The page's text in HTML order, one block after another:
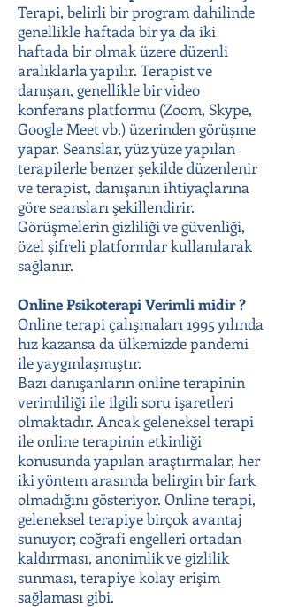
Terapi, belirli bir program dahilinde
genellikle haftada bir ya da iki
haftada bir olmak üzere düzenli
aralıklarla yapılır. Terapist ve
danışan, genellikle bir video
konferans platformu (Zoom, Skype,
Google Meet vb.) üzerinden görüşme
yapar. Seanslar, yüz yüze yapılan
terapilerle benzer şekilde düzenlenir
ve terapist, danışanın ihtiyaçlarına
göre seansları şekillendirir.
Görüşmelerin gizliliği ve güvenliği,
özel şifreli platformlar kullanılarak
sağlanır.
Online Psikoterapi Verimli midir ?
Online terapi çalışmaları 1995 yılında
hız kazansa da ülkemizde pandemi
ile yaygınlaşmıştır.
Bazı danışanların online terapinin
verimliliği ile ilgili soru işaretleri
olmaktadır. Ancak geleneksel terapi
ile online terapinin etkinliği
konusunda yapılan araştırmalar, her
iki yöntem arasında belirgin bir fark
olmadığını gösteriyor. Online terapi,
geleneksel terapiye birçok avantaj
sunuyor; coğrafi engelleri ortadan
kaldırması, anonimlik ve gizlilik
sunması, terapiye kolay erişim
sağlaması gibi.